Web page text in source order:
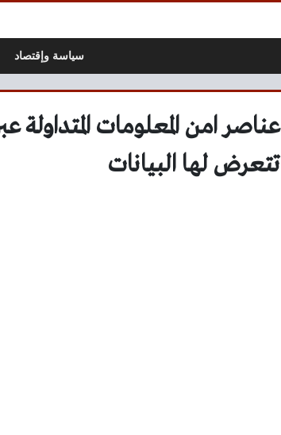
سياسة وإقتصاد
عناصر امن المعلومات المتداولة
تتعرض لها البيانات